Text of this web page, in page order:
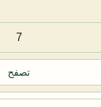
7
تصفح